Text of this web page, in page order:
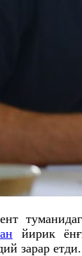
йирик
зарар етди.